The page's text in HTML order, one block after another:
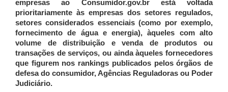
empresas ao Consumidor.gov.br está voltada
prioritariamente às empresas dos setores regulados,
setores considerados essenciais (como por exemplo,
fornecimento de água e energia), àqueles com alto
volume de distribuição e venda de produtos ou
transações de serviços, ou ainda àqueles fornecedores
que figurem nos rankings publicados pelos órgãos de
defesa do consumidor, Agências Reguladoras ou Poder
Judiciário.